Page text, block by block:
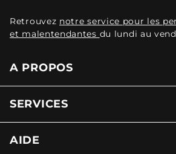
Retrouvez notre service pour les
et malentendantes du lundi au
A PROPOS
SERVICES
AIDE